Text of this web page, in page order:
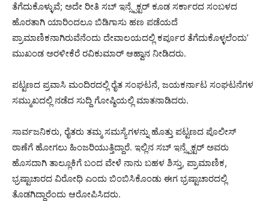
ತೆಗೆದುಕೊಳ್ಳುವೆ; ಅದೇ ರೀತಿ ಸಬ್ ಇನ್ಸ್ಪೆಕ್ಟರ್ ಕೂಡ ಸರ್ಕಾರದ ಸಂಬಳದ
ಹೊರತಾಗಿ ಯಾರಿಂದಲೂ ಬಿಡಿಗಾಸು ಹಣ ಪಡೆಯದೆ
ಪ್ರಾಮಾಣಿಕನಾಗಿರುವೆನೆಂದು ದೇವಾಲಯದಲ್ಲಿ ಕರ್ಪೂರ ತೆಗೆದುಕೊಳ್ಳಲೆಂದು’
ಮುಖಂಡ ಅರಳೀಕೆರೆ ರವಿಕುಮಾರ್ ಆಹ್ವಾನ ನೀಡಿದರು.
ಪಟ್ಟಣದ ಪ್ರವಾಸಿ ಮಂದಿರದಲ್ಲಿ ರೈತ ಸಂಘಟನೆ, ಜಯಕರ್ನಾಟ ಸಂಘಟನೆಗಳ
ಸಮ್ಮುಖದಲ್ಲಿ ನಡೆದ ಸುದ್ದಿ ಗೋಷ್ಠಿಯಲ್ಲಿ ಮಾತನಾಡಿದರು.
ಸಾರ್ವಜನಿಕರು, ರೈತರು ತಮ್ಮ ಸಮಸ್ಯೆಗಳನ್ನು ಹೊತ್ತು ಪಟ್ಟಣದ ಪೊಲೀಸ್
ಠಾಣೆಗೆ ಹೋಗಲು ಹಿಂಜರಿಯುತ್ತಿದ್ದಾರೆ. ಇಲ್ಲಿನ ಸಬ್ ಇನ್ಸ್ಪೆಕ್ಟರ್ ಅವರು
ಹೊಸದಾಗಿ ತಾಲ್ಲೂಕಿಗೆ ಬಂದ ವೇಳೆ ನಾನು ಬಹಳ ಶಿಸ್ತು, ಪ್ರಾಮಾಣಿಕ,
ಭ್ರಷ್ಟಾಚಾರದ ವಿರೋಧಿ ಎಂದು ಬಿಂಬಿಸಿಕೊಂಡು ಈಗ ಭ್ರಷ್ಟಾಚಾರದಲ್ಲಿ
ತೊಡಗಿದ್ದಾರೆಂದು ಆರೋಪಿಸಿದರು.